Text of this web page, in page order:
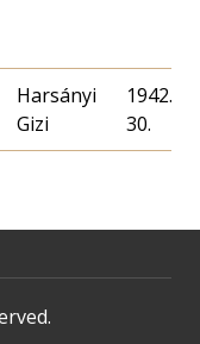
Harsányi
Gizi
1942.
30.